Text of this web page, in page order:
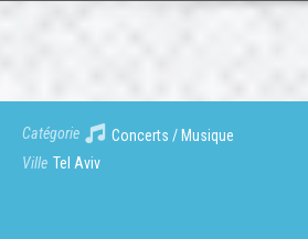
Catégorie
Concerts / Musique
Ville Tel Aviv